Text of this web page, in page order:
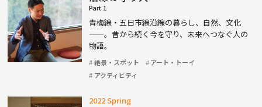
Part 1
青梅線・五日市線沿線の暮らし、自然、文化
——。昔から続く今を守り、未来へつなぐ人の
物語。
絶景・スポット
アート・トーイ
アクティビティ
2022 Spring